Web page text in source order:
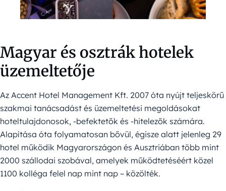
Magyar és osztrák hotelek
üzemeltetője
Az Accent Hotel Management Kft. 2007 óta nyújt teljeskörű
szakmai tanácsadást és üzemeltetési megoldásokat
hoteltulajdonosok, -befektetők és -hitelezők számára.
Alapítása óta folyamatosan bővül, égisze alatt jelenleg 29
hotel működik Magyarországon és Ausztriában több mint
2000 szállodai szobával, amelyek működtetéséért közel
1100 kolléga felel nap mint nap – közölték.